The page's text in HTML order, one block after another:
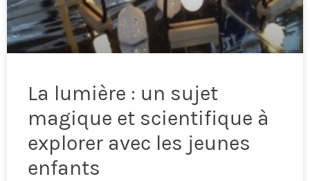
La lumière : un sujet
magique et scientifique à
explorer avec les jeunes
enfants